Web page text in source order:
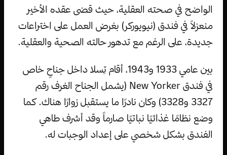
الواضح في صحته العقلية، حيث قضى عقده الأخير
منعزلاً في فندق (نيويوركر) بغرض العمل على اختراعات
جديدة، على الرغم مع تدهور حالته الصحية والعقلية.
بين عامي 1933 و1943، أقام تِسلا داخل جناحٍ خاص
في فندق New Yorker (يشمل الجناح الغرف رقم
3327 و3328) وكان نادرًا ما يستقبل زوارًا هناك. كما
وضع نظامًا غذائيًا نباتيًا صارماً وقد أشرف طاهي
الفندق بشكل شخصي على إعداد الوجبات له.